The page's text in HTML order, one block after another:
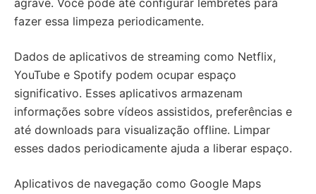
agrave. Você pode até configurar lembretes para
fazer essa limpeza periodicamente.
Dados de aplicativos de streaming como Netflix,
YouTube e Spotify podem ocupar espaço
significativo. Esses aplicativos armazenam
informações sobre vídeos assistidos, preferências e
até downloads para visualização offline. Limpar
esses dados periodicamente ajuda a liberar espaço.
Aplicativos de navegação como Google Maps